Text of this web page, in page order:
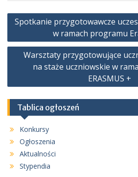
Nawigacja
wpisu
Spotkanie przygotowawcze
w ramach programu
Warsztaty przygotowujące
na staże uczniowskie w
ERASMUS +
Tablica ogłoszeń
Konkursy
Ogłoszenia
Aktualności
Stypendia